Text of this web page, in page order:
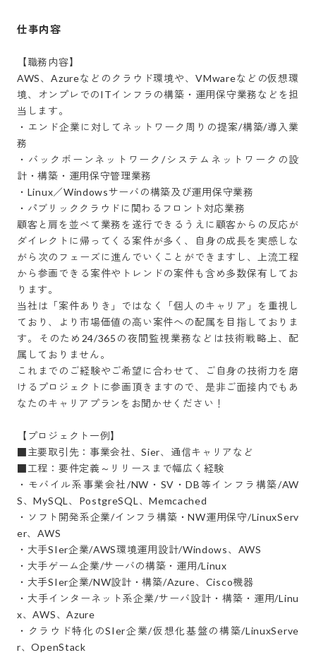
仕事内容
【職務内容】
AWS、Azureなどのクラウド環境や、VMwareなどの仮想環
境、オンプレでのITインフラの構築・運用保守業務などを担
当します。
・エンド企業に対してネットワーク周りの提案/構築/導入業
務
・バックボーンネットワーク/システムネットワークの設
計・構築・運用保守管理業務
・Linux／Windowsサーバの構築及び運用保守業務
・パブリッククラウドに関わるフロント対応業務
顧客と肩を並べて業務を遂行できるうえに顧客からの反応が
ダイレクトに帰ってくる案件が多く、自身の成長を実感しな
がら次のフェーズに進んでいくことができますし、上流工程
から参画できる案件やトレンドの案件も含め多数保有してお
ります。
当社は「案件ありき」ではなく「個人のキャリア」を重視し
ており、より市場価値の高い案件への配属を目指しておりま
す。そのため24/365の夜間監視業務などは技術戦略上、配
属しておりません。
これまでのご経験やご希望に合わせて、ご自身の技術力を磨
けるプロジェクトに参画頂きますので、是非ご面接内でもあ
なたのキャリアプランをお聞かせください！
【プロジェクト一例】
■主要取引先：事業会社、Sier、通信キャリアなど
■工程：要件定義～リリースまで幅広く経験
・モバイル系事業会社/NW・SV・DB等インフラ構築/AW
S、MySQL、PostgreSQL、Memcached
・ソフト開発系企業/インフラ構築・NW運用保守/LinuxServ
er、AWS
・大手SIer企業/AWS環境運用設計/Windows、AWS
・大手ゲーム企業/サーバの構築・運用/Linux
・大手SIer企業/NW設計・構築/Azure、Cisco機器
・大手インターネット系企業/サーバ設計・構築・運用/Linu
x、AWS、Azure
・クラウド特化のSIer企業/仮想化基盤の構築/LinuxServe
r、OpenStack